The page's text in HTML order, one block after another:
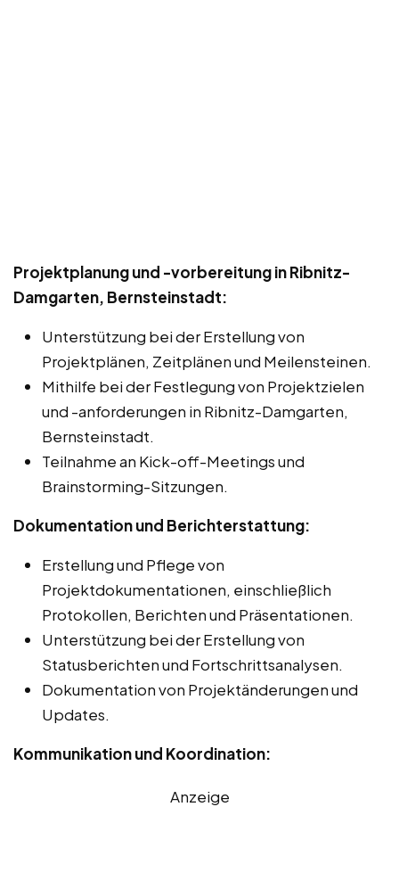
Projektplanung und -vorbereitung in Ribnitz-
Damgarten, Bernsteinstadt:
Unterstützung bei der Erstellung von
Projektplänen, Zeitplänen und Meilensteinen.
Mithilfe bei der Festlegung von Projektzielen
und -anforderungen in Ribnitz-Damgarten,
Bernsteinstadt.
Teilnahme an Kick-off-Meetings und
Brainstorming-Sitzungen.
Dokumentation und Berichterstattung:
Erstellung und Pflege von
Projektdokumentationen, einschließlich
Protokollen, Berichten und Präsentationen.
Unterstützung bei der Erstellung von
Statusberichten und Fortschrittsanalysen.
Dokumentation von Projektänderungen und
Updates.
Kommunikation und Koordination:
Anzeige